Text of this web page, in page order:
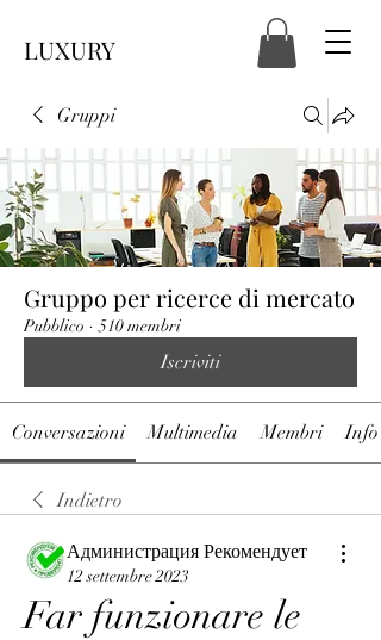
LUXURY
Gruppi
Gruppo per ricerce di mercato
Pubblico · 510 membri
Iscriviti
Conversazioni Multimedia Membri Info
Indietro
Администрация Рекомендует
12 settembre 2023
Far funzionare le